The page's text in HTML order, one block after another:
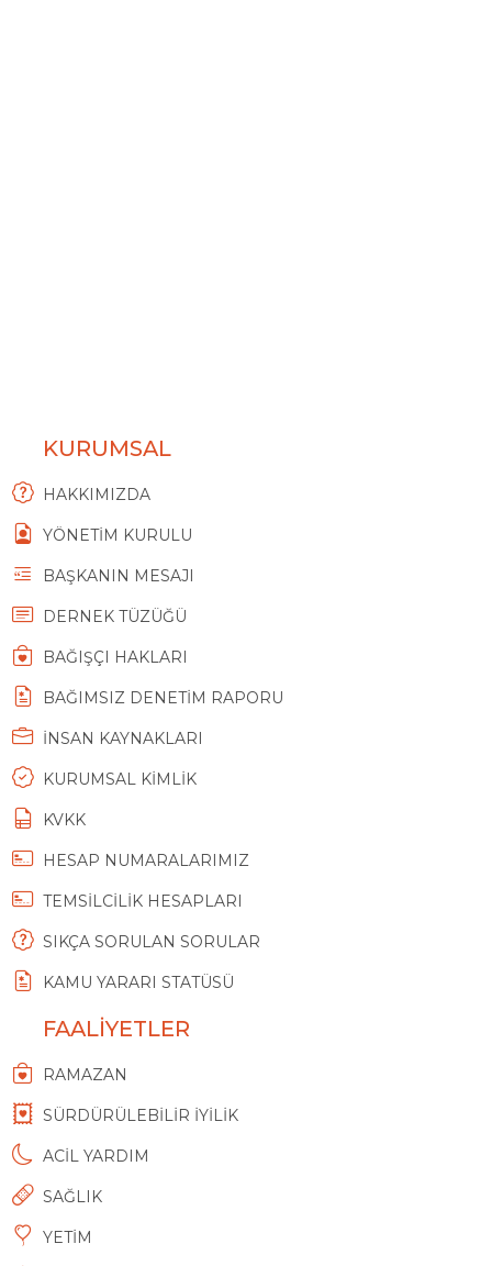
KURUMSAL
HAKKIMIZDA
YÖNETİM KURULU
BAŞKANIN MESAJI
DERNEK TÜZÜĞÜ
BAĞIŞÇI HAKLARI
BAĞIMSIZ DENETİM RAPORU
İNSAN KAYNAKLARI
KURUMSAL KİMLİK
KVKK
HESAP NUMARALARIMIZ
TEMSİLCİLİK HESAPLARI
SIKÇA SORULAN SORULAR
KAMU YARARI STATÜSÜ
FAALİYETLER
RAMAZAN
SÜRDÜRÜLEBİLİR İYİLİK
ACİL YARDIM
SAĞLIK
YETİM